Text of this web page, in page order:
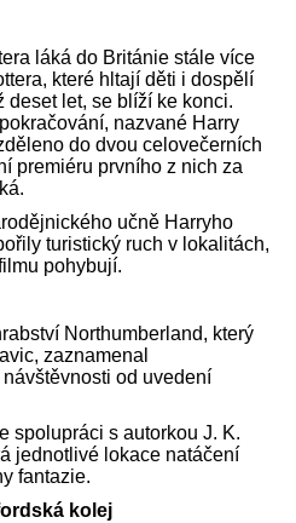
láká do Británie stále více
které hltají děti i dospělí
deset let, se blíží ke konci.
nazvané Harry
do dvou celovečerních
premiéru prvního z nich za
učně Harryho
turistický ruch v lokalitách,
pohybují.
Northumberland, který
zaznamenal
od uvedení
spolupráci s autorkou J. K.
jednotlivé lokace natáčení
fantazie.
kolej